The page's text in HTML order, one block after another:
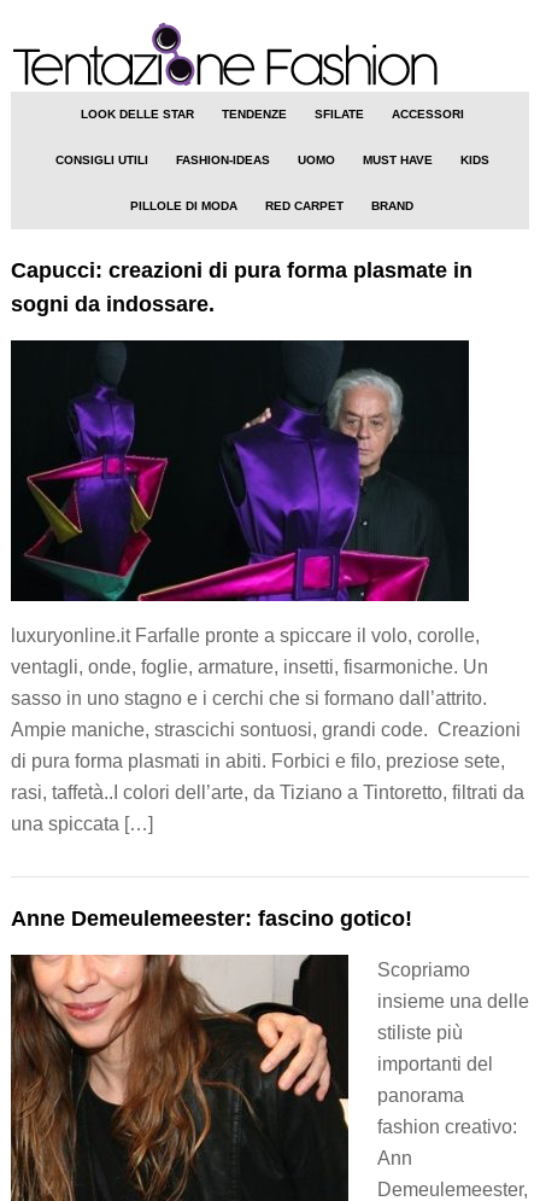
LOOK DELLE STAR TENDENZE SFILATE ACCESSORI
CONSIGLI UTILI FASHION-IDEAS UOMO MUST HAVE KIDS
PILLOLE DI MODA RED CARPET BRAND
Capucci: creazioni di pura forma plasmate in
sogni da indossare.
luxuryonline.it Farfalle pronte a spiccare il volo, corolle,
ventagli, onde, foglie, armature, insetti, fisarmoniche. Un
sasso in uno stagno e i cerchi che si formano dall’attrito.
Ampie maniche, strascichi sontuosi, grandi code. Creazioni
di pura forma plasmati in abiti. Forbici e filo, preziose sete,
rasi, taffetà..I colori dell’arte, da Tiziano a Tintoretto, filtrati da
una spiccata […]
Anne Demeulemeester: fascino gotico!
Scopriamo
insieme una delle
stiliste più
importanti del
panorama
fashion creativo:
Ann
Demeulemeester,